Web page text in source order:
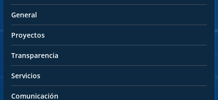
General
Proyectos
Transparencia
Servicios
Comunicación